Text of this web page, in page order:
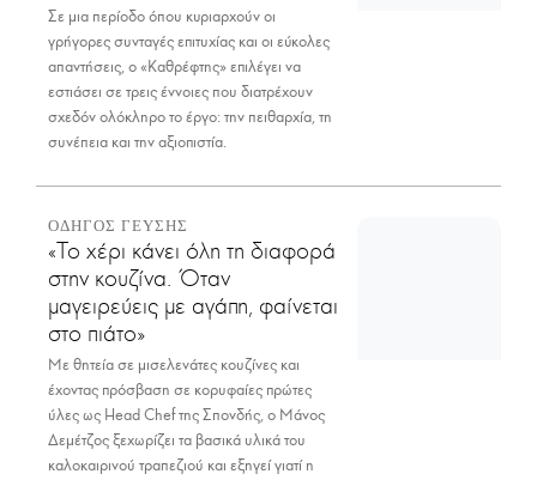
Σε μια περίοδο όπου κυριαρχούν οι
γρήγορες συνταγές επιτυχίας και οι εύκολες
απαντήσεις, ο «Καθρέφτης» επιλέγει να
εστιάσει σε τρεις έννοιες που διατρέχουν
σχεδόν ολόκληρο το έργο: την πειθαρχία, τη
συνέπεια και την αξιοπιστία.
ΟΔΗΓΟΣ ΓΕΥΣΗΣ
«Το χέρι κάνει όλη τη διαφορά
στην κουζίνα. Όταν
μαγειρεύεις με αγάπη, φαίνεται
στο πιάτο»
Με θητεία σε μισελενάτες κουζίνες και
έχοντας πρόσβαση σε κορυφαίες πρώτες
ύλες ως Head Chef της Σπονδής, ο Μάνος
Δεμέτζος ξεχωρίζει τα βασικά υλικά του
καλοκαιρινού τραπεζιού και εξηγεί γιατί η